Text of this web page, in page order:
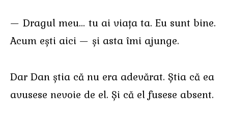
— Dragul meu… tu ai viața ta. Eu sunt bine.
Acum ești aici — și asta îmi ajunge.
Dar Dan știa că nu era adevărat. Știa că ea
avusese nevoie de el. Și că el fusese absent.